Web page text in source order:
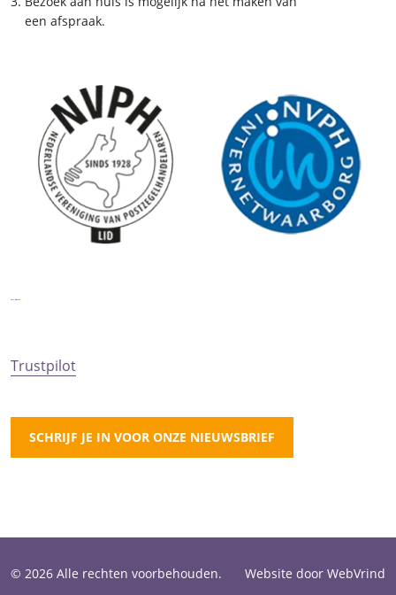
een afspraak.
Trustpilot
SCHRIJF JE IN VOOR ONZE NIEUWSBRIEF
© 2026 Alle rechten voorbehouden. Website door WebVrind